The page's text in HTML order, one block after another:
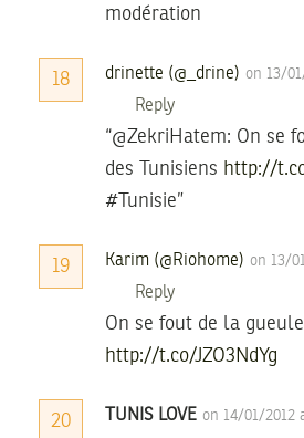
modération
18 drinette (@_drine) on 13/
Reply
“@ZekriHatem: On se
des Tunisiens http://
#Tunisie”
19 Karim (@Riohome) on 13/
Reply
On se fout de la
http://t.co/JZO3NdYg
20 TUNIS LOVE on 14/01/2012